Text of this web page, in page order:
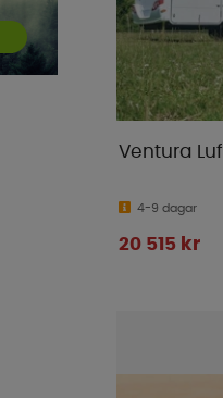
Ventura
4-9 dagar
20 515 kr